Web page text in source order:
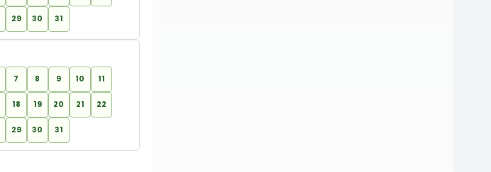
29 30 31
7 8 9 10 11
18 19 20 21 22
29 30 31